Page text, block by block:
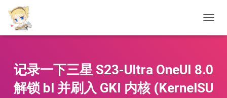
换
记录一下三星 S23-Ultra OneUI 8.0
解锁 bl 并刷入 GKI 内核 (KernelSU